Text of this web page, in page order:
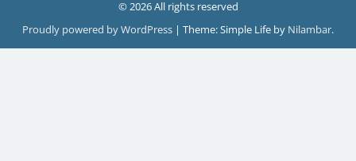
© 2026 All rights reserved
Proudly powered by WordPress | Theme: Simple Life by Nilambar.